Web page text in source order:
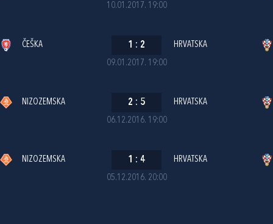
10.01.2017. 19:00
09.01.2017. 19:00
ČEŠKA 1 : 2 HRVATSKA
06.12.2016. 19:00
NIZOZEMSKA 2 : 5 HRVATSKA
05.12.2016. 20:00
NIZOZEMSKA 1 : 4 HRVATSKA